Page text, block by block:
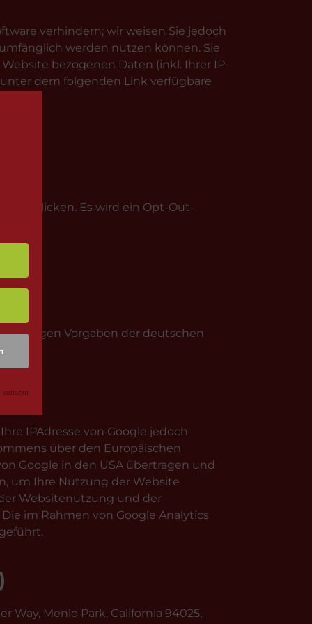
verhindern; wir weisen Sie jedoch
werden nutzen können. Sie
bezogenen Daten (inkl. Ihrer IP-
dem folgenden Link verfügbare
Link klicken. Es wird ein Opt-Out-
strengen Vorgaben der deutschen
IPAdresse von Google jedoch
über den Europäischen
Google in den USA übertragen und
um Ihre Nutzung der Website
Websitenutzung und der
im Rahmen von Google Analytics
Way, Menlo Park, California 94025,
consent